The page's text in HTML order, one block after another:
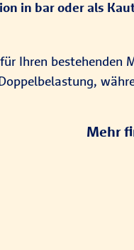
in bar oder als
Ihren
Mehr